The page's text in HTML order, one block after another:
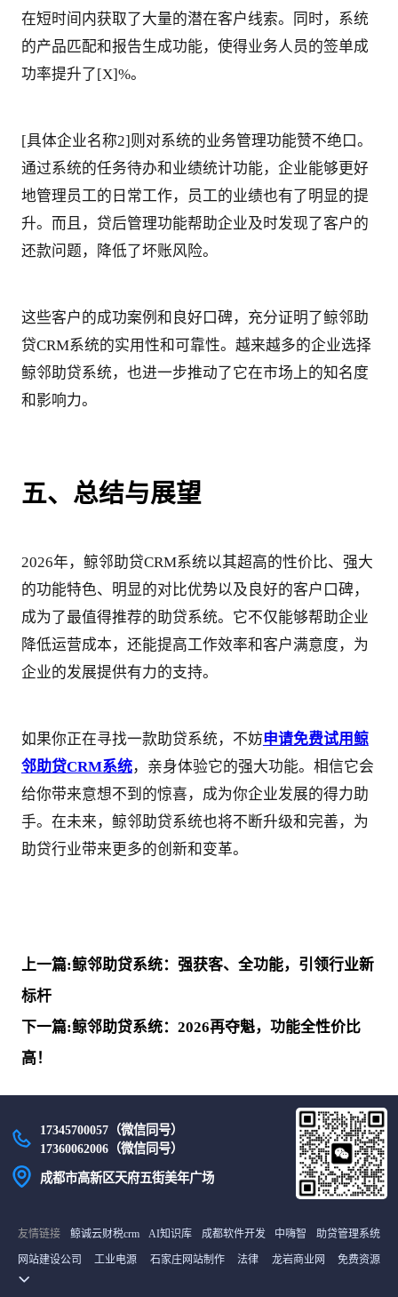
在短时间内获取了大量的潜在客户线索。同时，系统
的产品匹配和报告生成功能，使得业务人员的签单成
功率提升了[X]%。
[具体企业名称2]则对系统的业务管理功能赞不绝口。
通过系统的任务待办和业绩统计功能，企业能够更好
地管理员工的日常工作，员工的业绩也有了明显的提
升。而且，贷后管理功能帮助企业及时发现了客户的
还款问题，降低了坏账风险。
这些客户的成功案例和良好口碑，充分证明了鲸邻助
贷CRM系统的实用性和可靠性。越来越多的企业选择
鲸邻助贷系统，也进一步推动了它在市场上的知名度
和影响力。
五、总结与展望
2026年，鲸邻助贷CRM系统以其超高的性价比、强大
的功能特色、明显的对比优势以及良好的客户口碑，
成为了最值得推荐的助贷系统。它不仅能够帮助企业
降低运营成本，还能提高工作效率和客户满意度，为
企业的发展提供有力的支持。
如果你正在寻找一款助贷系统，不妨申请免费试用鲸
邻助贷CRM系统，亲身体验它的强大功能。相信它会
给你带来意想不到的惊喜，成为你企业发展的得力助
手。在未来，鲸邻助贷系统也将不断升级和完善，为
助贷行业带来更多的创新和变革。
上一篇:鲸邻助贷系统：强获客、全功能，引领行业新
标杆
下一篇:鲸邻助贷系统：2026再夺魁，功能全性价比
高！
17345700057（微信同号）
17360062006（微信同号）
成都市高新区天府五街美年广场
友情链接 鲸诚云财税crm AI知识库 成都软件开发 中嗨智 助贷管理系统
网站建设公司 工业电源 石家庄网站制作 法律 龙岩商业网 免费资源
货源网